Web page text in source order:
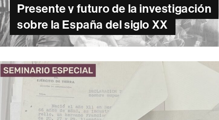
Presente y futuro de la investigación
sobre la España del siglo XX